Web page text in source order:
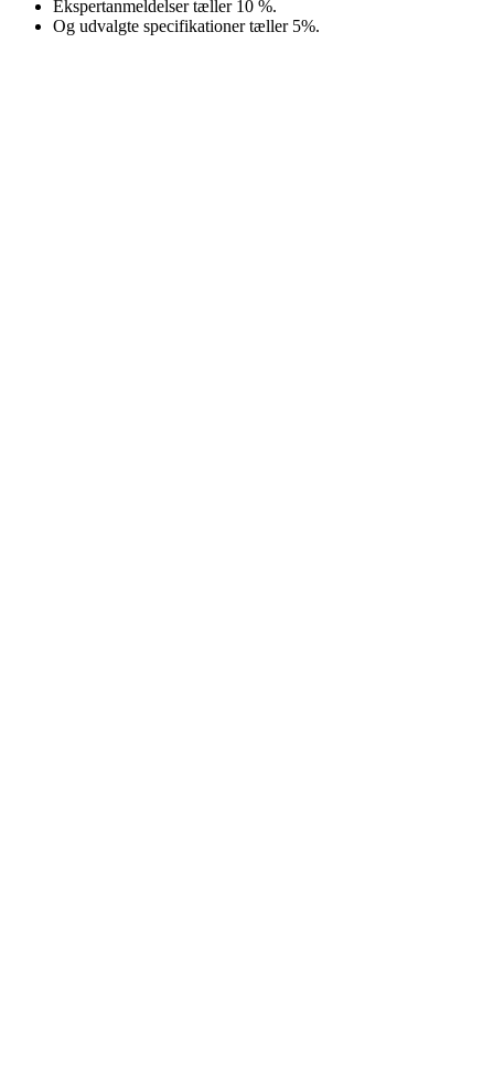
Ekspertanmeldelser tæller 10 %.
Og udvalgte specifikationer tæller 5%.